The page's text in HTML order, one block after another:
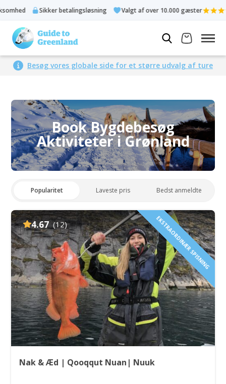
betalingsløsning Valgt af over 10.000 gæster Bedømt
Besøg vores globale side for et større udvalg af ture
Book Bygdebesøg
Aktiviteter i Grønland
Popularitet Laveste pris Bedst anmeldte
4.67 (12) EKSTRAORDINÆR SPISNING
Nak & Æd | Qooqqut Nuan| Nuuk